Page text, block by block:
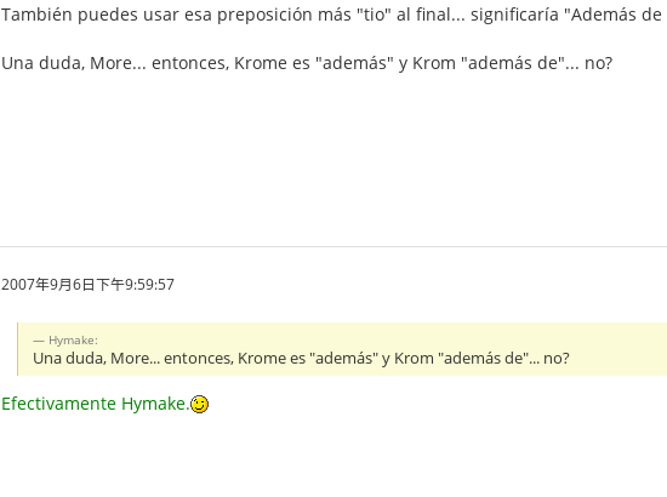
También puedes usar esa preposición más "tio" al final... significaría "Además de
Una duda, More... entonces, Krome es "además" y Krom "además de"... no?
2007年9月6日下午9:59:57
Hymake:
Una duda, More... entonces, Krome es "además" y Krom "además de"... no?
Efectivamente Hymake.